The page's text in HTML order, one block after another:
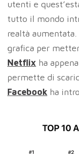
utenti e
tutto il mondo
realtà aumentata.
grafica per
Netflix ha
permette di
Facebook ha